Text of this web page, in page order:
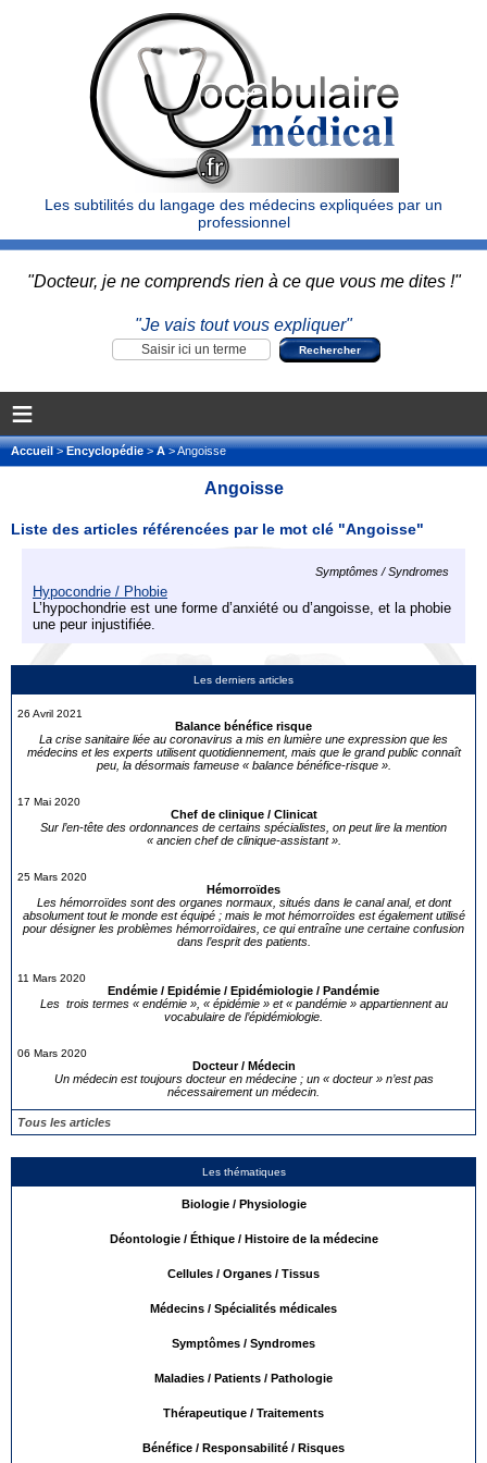
Les subtilités du langage des médecins expliquées par un
professionnel
"Docteur, je ne comprends rien à ce que vous me dites !"
"Je vais tout vous expliquer"
≡
Accueil>Encyclopédie>A> Angoisse
Les derniers articles
26 Avril 2021
Balance bénéfice risque
La crise sanitaire liée au coronavirus a mis en lumière une expression que les
médecins et les experts utilisent quotidiennement, mais que le grand public connaît
peu, la désormais fameuse « balance bénéfice-risque ».
17 Mai 2020
Chef de clinique / Clinicat
Sur l’en-tête des ordonnances de certains spécialistes, on peut lire la mention
« ancien chef de clinique-assistant ».
25 Mars 2020
Hémorroïdes
Les hémorroïdes sont des organes normaux, situés dans le canal anal, et dont
absolument tout le monde est équipé ; mais le mot hémorroïdes est également utilisé
pour désigner les problèmes hémorroïdaires, ce qui entraîne une certaine confusion
dans l’esprit des patients.
11 Mars 2020
Endémie / Epidémie / Epidémiologie / Pandémie
Les trois termes « endémie », « épidémie » et « pandémie » appartiennent au
vocabulaire de l’épidémiologie.
06 Mars 2020
Docteur / Médecin
Un médecin est toujours docteur en médecine ; un « docteur » n’est pas
nécessairement un médecin.
Tous les articles
Les thématiques
Biologie / Physiologie
Déontologie / Éthique / Histoire de la médecine
Cellules / Organes / Tissus
Médecins / Spécialités médicales
Symptômes / Syndromes
Maladies / Patients / Pathologie
Thérapeutique / Traitements
Bénéfice / Responsabilité / Risques
Angoisse
Liste des articles référencées par le mot clé "Angoisse"
Symptômes / Syndromes
Hypocondrie / Phobie
L’hypochondrie est une forme d’anxiété ou d’angoisse, et la phobie
une peur injustifiée.